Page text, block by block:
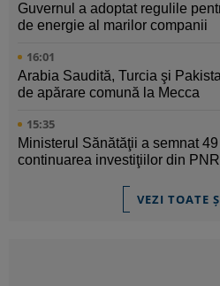
Guvernul a adoptat regulile
de energie al marilor companii
16:01
Arabia Saudită, Turcia şi
de apărare comună la Mecca
15:35
Ministerul Sănătăţii a semnat
continuarea investiţiilor din
VEZI TOATE